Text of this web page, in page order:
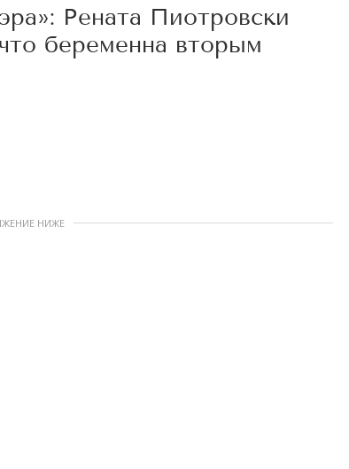
Рената Пиотровски
беременна вторым
НИЖЕ